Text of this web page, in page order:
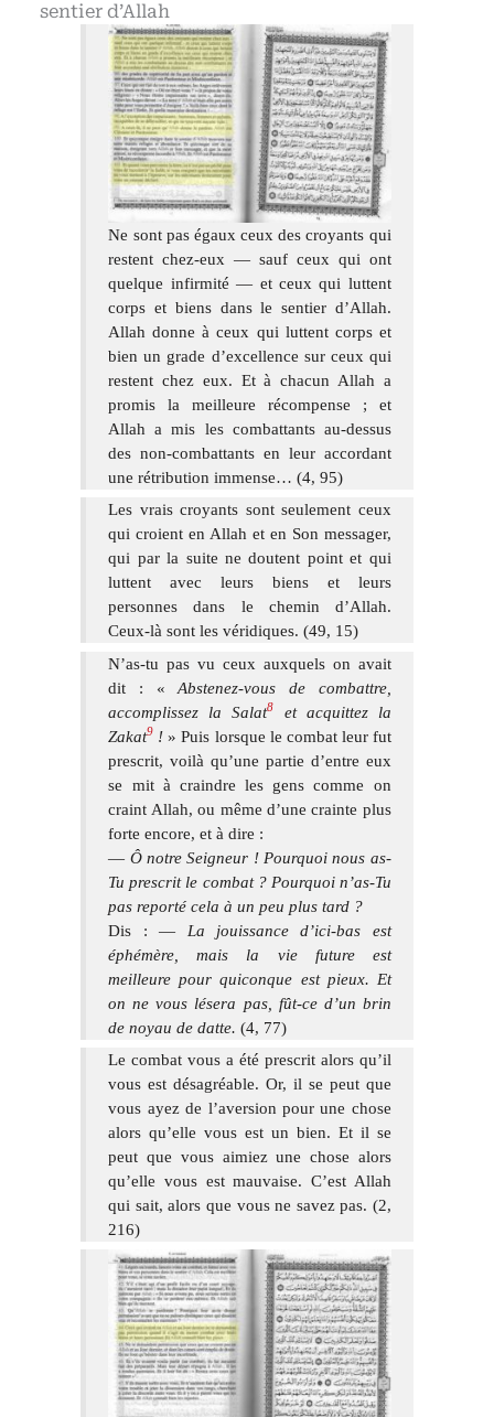
sentier d’Allah
Ne sont pas égaux ceux des croyants qui
restent chez-eux — sauf ceux qui ont
quelque infirmité — et ceux qui luttent
corps et biens dans le sentier d’Allah.
Allah donne à ceux qui luttent corps et
bien un grade d’excellence sur ceux qui
restent chez eux. Et à chacun Allah a
promis la meilleure récompense ; et
Allah a mis les combattants au-dessus
des non-combattants en leur accordant
une rétribution immense… (4, 95)
Les vrais croyants sont seulement ceux
qui croient en Allah et en Son messager,
qui par la suite ne doutent point et qui
luttent avec leurs biens et leurs
personnes dans le chemin d’Allah.
Ceux-là sont les véridiques. (49, 15)
N’as-tu pas vu ceux auxquels on avait
dit : «Abstenez-vous de combattre,
accomplissez la Salat8
et acquittez la
Zakat9 !» Puis lorsque le combat leur fut
prescrit, voilà qu’une partie d’entre eux
se mit à craindre les gens comme on
craint Allah, ou même d’une crainte plus
forte encore, et à dire :
— Ô notre Seigneur ! Pourquoi nous as-
Tu prescrit le combat ? Pourquoi n’as-Tu
pas reporté cela à un peu plus tard ?
Dis : — La jouissance d’ici-bas est
éphémère, mais la vie future est
meilleure pour quiconque est pieux. Et
on ne vous lésera pas, fût-ce d’un brin
de noyau de datte. (4, 77)
Le combat vous a été prescrit alors qu’il
vous est désagréable. Or, il se peut que
vous ayez de l’aversion pour une chose
alors qu’elle vous est un bien. Et il se
peut que vous aimiez une chose alors
qu’elle vous est mauvaise. C’est Allah
qui sait, alors que vous ne savez pas. (2,
216)